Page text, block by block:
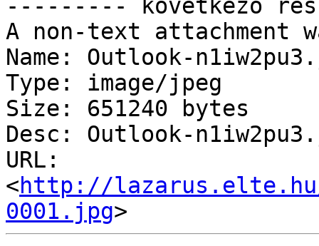
--------- következő
A non-text attachment
Name: Outlook-
Type: image/jpeg
Size: 651240 bytes
Desc: Outlook-
URL:
<http://lazarus.elte.hu/
0001.jpg